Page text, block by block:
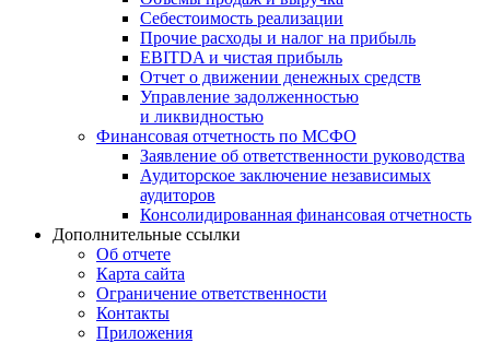
Себестоимость реализации
Прочие расходы и налог на прибыль
EBITDA и чистая прибыль
Отчет о движении денежных средств
Управление задолженностью
и ликвидностью
Финансовая отчетность по МСФО
Заявление об ответственности руководства
Аудиторское заключение независимых
аудиторов
Консолидированная финансовая отчетность
Дополнительные ссылки
Об отчете
Карта сайта
Ограничение ответственности
Контакты
Приложения